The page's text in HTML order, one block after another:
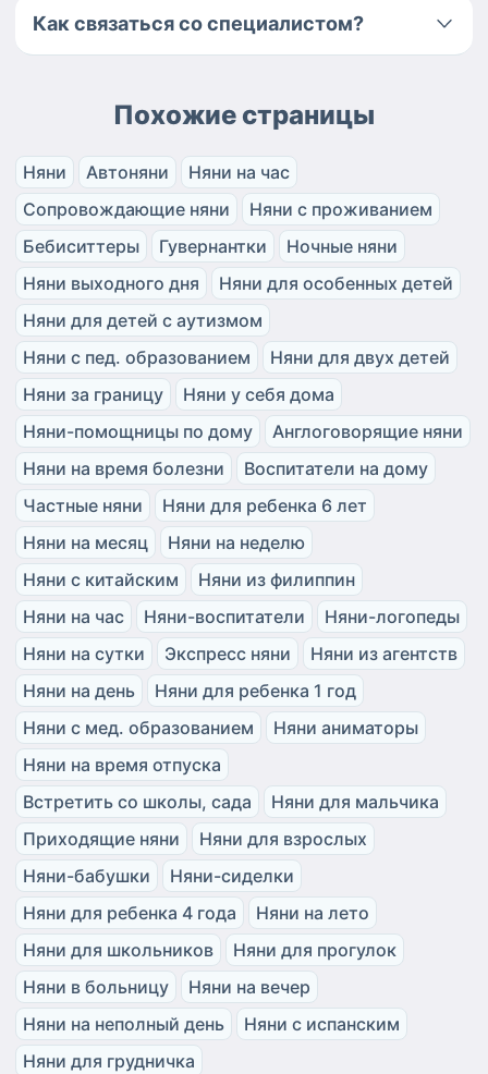
Как связаться со специалистом?
Похожие страницы
Няни Автоняни
Няни на час
Сопровождающие няни
Няни с проживанием
Бебиситтеры
Гувернантки
Ночные няни
Няни выходного дня
Няни для особенных детей
Няни для детей с аутизмом
Няни с пед. образованием
Няни для двух детей
Няни за границу
Няни у себя дома
Няни-помощницы по дому
Англоговорящие няни
Няни на время болезни
Воспитатели на дому
Частные няни
Няни для ребенка 6 лет
Няни на месяц
Няни на неделю
Няни с китайским
Няни из филиппин
Няни на час
Няни-воспитатели
Няни-логопеды
Няни на сутки
Экспресс няни
Няни из агентств
Няни на день
Няни для ребенка 1 год
Няни с мед. образованием
Няни аниматоры
Няни на время отпуска
Встретить со школы, сада
Няни для мальчика
Приходящие няни
Няни для взрослых
Няни-бабушки
Няни-сиделки
Няни для ребенка 4 года
Няни на лето
Няни для школьников
Няни для прогулок
Няни в больницу
Няни на вечер
Няни на неполный день
Няни с испанским
Няни для грудничка